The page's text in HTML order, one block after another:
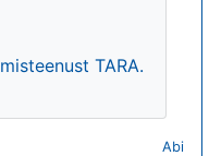
TARA.
Abi